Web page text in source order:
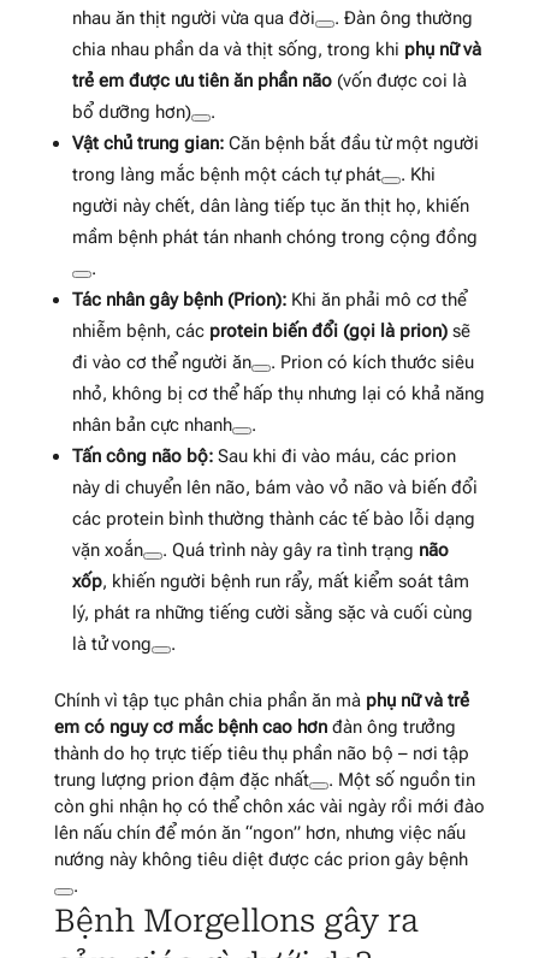
nhau ăn thịt người vừa qua đời
. Đàn ông thường
chia nhau phần da và thịt sống, trong khi phụ nữ và
trẻ em được ưu tiên ăn phần não(vốn được coi là
bổ dưỡng hơn)
.
Vật chủ trung gian:Căn bệnh bắt đầu từ một người
trong làng mắc bệnh một cách tự phát
. Khi
người này chết, dân làng tiếp tục ăn thịt họ, khiến
mầm bệnh phát tán nhanh chóng trong cộng đồng
.
Tác nhân gây bệnh (Prion):Khi ăn phải mô cơ thể
nhiễm bệnh, các protein biến đổi (gọi là prion)sẽ
đi vào cơ thể người ăn
. Prion có kích thước siêu
nhỏ, không bị cơ thể hấp thụ nhưng lại có khả năng
nhân bản cực nhanh
.
Tấn công não bộ:Sau khi đi vào máu, các prion
này di chuyển lên não, bám vào vỏ não và biến đổi
các protein bình thường thành các tế bào lỗi dạng
vặn xoắn
. Quá trình này gây ra tình trạng não
xốp, khiến người bệnh run rẩy, mất kiểm soát tâm
lý, phát ra những tiếng cười sằng sặc và cuối cùng
là tử vong
.
Chính vì tập tục phân chia phần ăn mà phụ nữ và trẻ
em có nguy cơ mắc bệnh cao hơnđàn ông trưởng
thành do họ trực tiếp tiêu thụ phần não bộ – nơi tập
trung lượng prion đậm đặc nhất
. Một số nguồn tin
còn ghi nhận họ có thể chôn xác vài ngày rồi mới đào
lên nấu chín để món ăn “ngon” hơn, nhưng việc nấu
nướng này không tiêu diệt được các prion gây bệnh
.
Bệnh Morgellons gây ra